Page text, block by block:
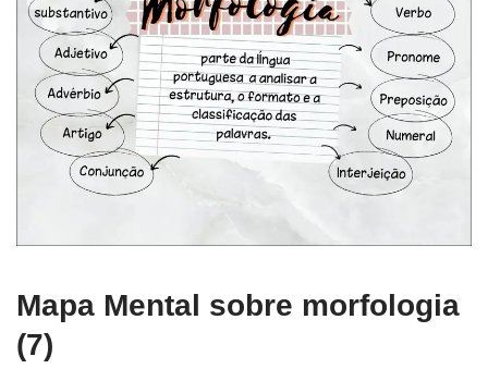
Mapa Mental sobre morfologia
(7)